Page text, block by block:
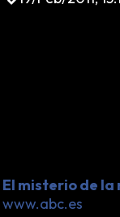
El misterio de
www.abc.es